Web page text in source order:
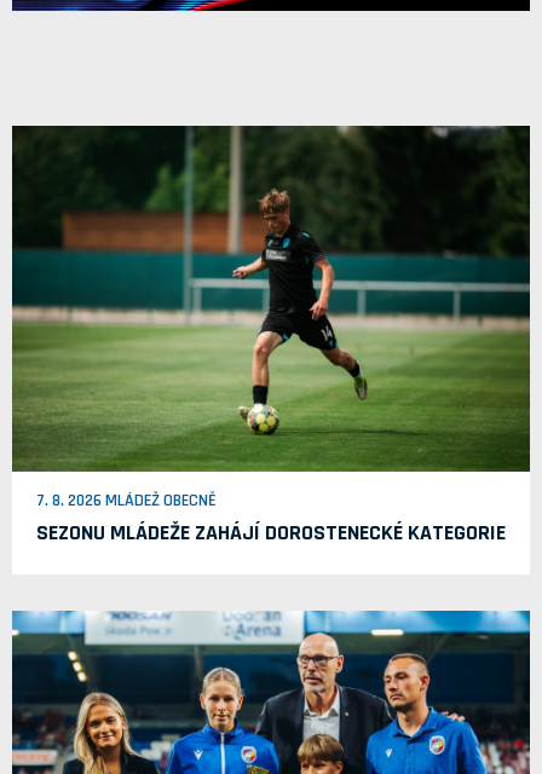
7. 8. 2026 MLÁDEŽ OBECNĚ
SEZONU MLÁDEŽE ZAHÁJÍ DOROSTENECKÉ KATEGORIE